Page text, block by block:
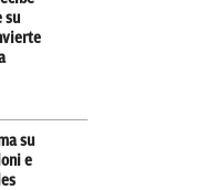
su
su
e